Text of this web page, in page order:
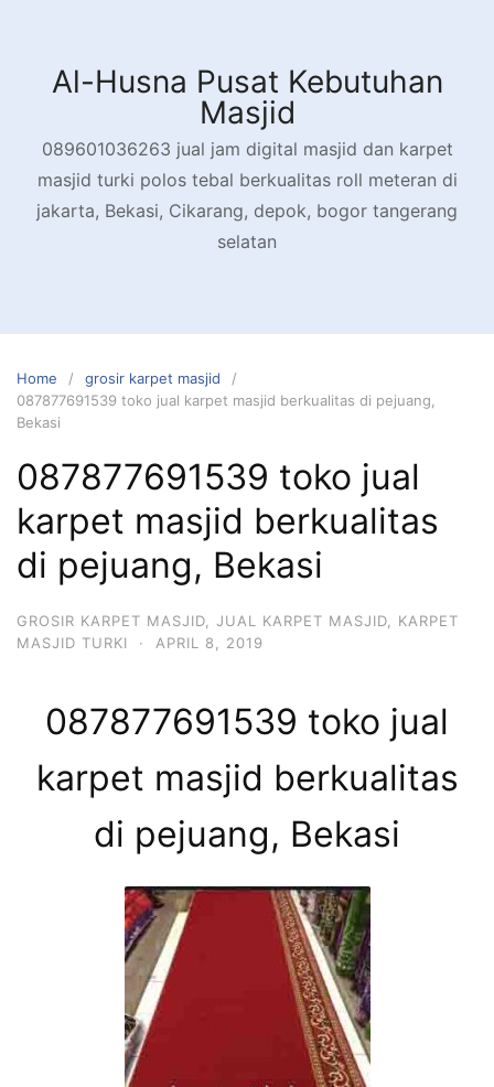
contentAl-Husna Pusat Kebutuhan
Masjid
089601036263 jual jam digital masjid dan karpet
masjid turki polos tebal berkualitas roll meteran di
jakarta, Bekasi, Cikarang, depok, bogor tangerang
selatan
Home
grosir karpet masjid
087877691539 toko jual karpet masjid berkualitas di pejuang,
Bekasi
087877691539 toko jual
karpet masjid berkualitas
di pejuang, Bekasi
GROSIR KARPET MASJID JUAL KARPET MASJID
KARPET
MASJID TURKI
· APRIL 8, 2019
087877691539 toko jual
karpet masjid berkualitas
di pejuang, Bekasi